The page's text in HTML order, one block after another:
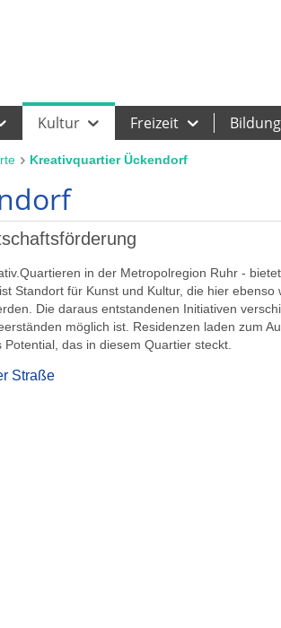
Kultur Freizeit Bildung
Kreativquartier Ückendorf
in der Metropolregion Ruhr -
Standort für Kunst und Kultur, die hier ebenso
Die daraus entstandenen Initiativen
möglich ist. Residenzen laden zum
das in diesem Quartier steckt.